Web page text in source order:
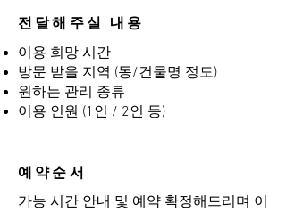
전달해주실 내용
이용 희망 시간
방문 받을 지역 (동/건물명 정도)
원하는 관리 종류
이용 인원 (1인 / 2인 등)
예약순서
가능 시간 안내 및 예약 확정해드리며 이